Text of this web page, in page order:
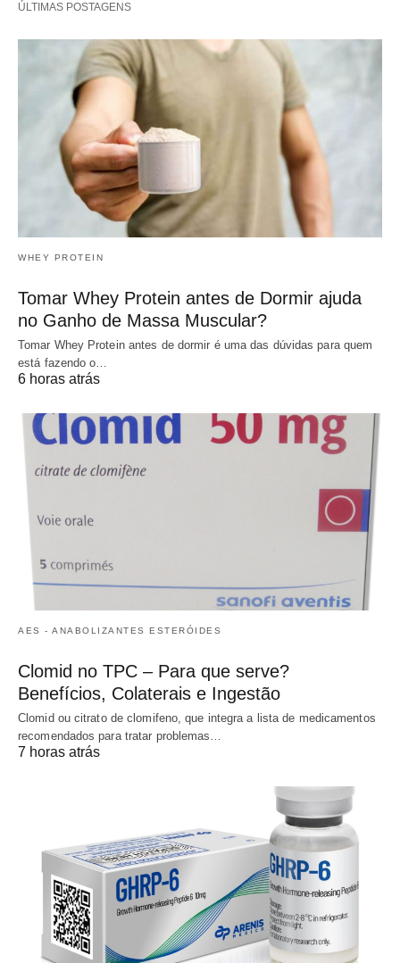
ÚLTIMAS POSTAGENS
WHEY PROTEIN
Tomar Whey Protein antes de Dormir ajuda
no Ganho de Massa Muscular?
Tomar Whey Protein antes de dormir é uma das dúvidas para quem
está fazendo o…
6 horas atrás
AES - ANABOLIZANTES ESTERÓIDES
Clomid no TPC – Para que serve?
Benefícios, Colaterais e Ingestão
Clomid ou citrato de clomifeno, que integra a lista de medicamentos
recomendados para tratar problemas…
7 horas atrás